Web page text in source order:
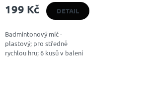
produktu
z
5
hvězdiček.
199 Kč DETAIL
Badmintonový míč -
plastový; pro středně
rychlou hru; 6 kusů v balení